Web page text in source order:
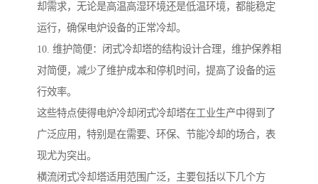
却需求，无论是高温高湿环境还是低温环境，都能稳定
运行，确保电炉设备的正常冷却。
10. 维护简便：闭式冷却塔的结构设计合理，维护保养相
对简便，减少了维护成本和停机时间，提高了设备的运
行效率。
这些特点使得电炉冷却闭式冷却塔在工业生产中得到了
广泛应用，特别是在需要、环保、节能冷却的场合，表
现尤为突出。
横流闭式冷却塔适用范围广泛，主要包括以下几个方